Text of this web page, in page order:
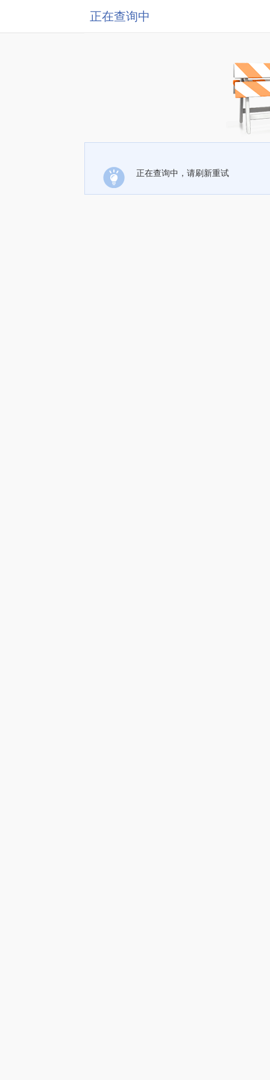
正在查询中
正在查询中，请刷新重试